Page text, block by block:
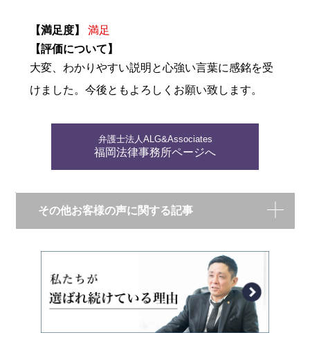
【満足度】
満足
【評価について】
大変、わかりやすい説明と心強い言葉に感銘を受
けました。今後ともよろしくお願い致します。
弁護士法人ALG&Associates
福岡法律事務所ページへ
その他お客様の声に関する記事